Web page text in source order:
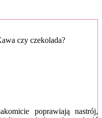
czy czekolada?
poprawiają nastrój,